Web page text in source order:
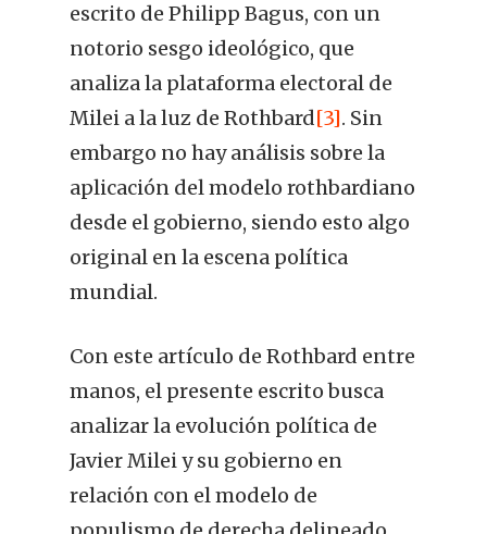
escrito de Philipp Bagus, con un
notorio sesgo ideológico, que
analiza la plataforma electoral de
Milei a la luz de Rothbard[3]. Sin
embargo no hay análisis sobre la
aplicación del modelo rothbardiano
desde el gobierno, siendo esto algo
original en la escena política
mundial.
Con este artículo de Rothbard entre
manos, el presente escrito busca
analizar la evolución política de
Javier Milei y su gobierno en
relación con el modelo de